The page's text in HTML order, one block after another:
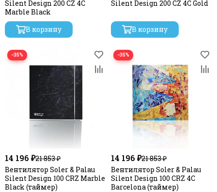
Silent Design 200 CZ 4C
Marble Black
В корзину
Silent Design 200 CZ 4C Gold
В корзину
−35%
14 196 ₽21 853 ₽
Вентилятор Soler & Palau
Silent Design 100 CRZ Marble
Black (таймер)
−35%
14 196 ₽21 853 ₽
Вентилятор Soler & Palau
Silent Design 100 CRZ 4C
Barcelona (таймер)